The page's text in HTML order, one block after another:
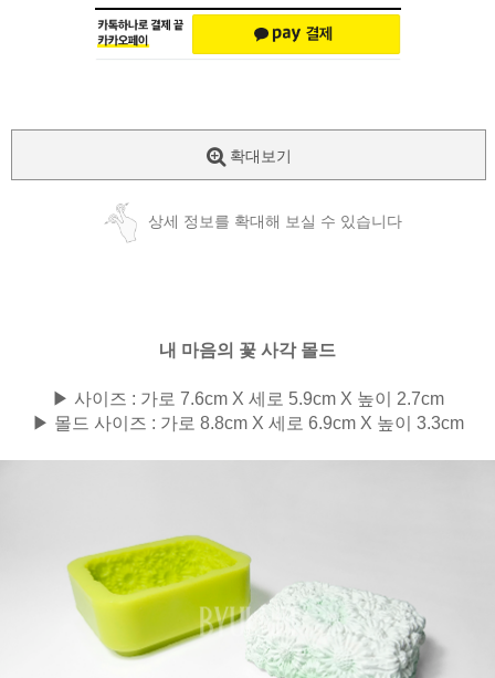
확대보기
상세 정보를 확대해 보실 수 있습니다
내 마음의 꽃 사각 몰드
▶ 사이즈 : 가로 7.6cm X 세로 5.9cm X 높이 2.7cm
▶ 몰드 사이즈 : 가로 8.8cm X 세로 6.9cm X 높이 3.3cm